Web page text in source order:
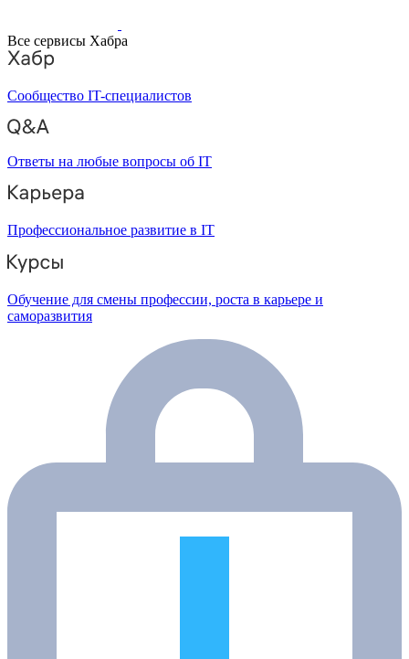
Все сервисы Хабра
Сообщество IT-специалистов
Ответы на любые вопросы об IT
Профессиональное развитие в IT
Обучение для смены профессии, роста в карьере и
саморазвития